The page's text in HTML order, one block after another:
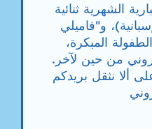
الشهرية ثنائية
و"فاميلي
المبكرة،
من حين لآخر.
ألا نثقل بريدكم